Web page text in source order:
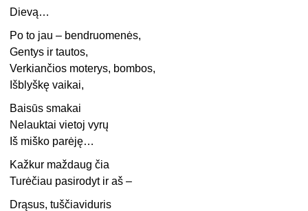
Dievą…
Po to jau – bendruomenės,
Gentys ir tautos,
Verkiančios moterys, bombos,
Išblyškę vaikai,
Baisūs smakai
Nelauktai vietoj vyrų
Iš miško parėję…
Kažkur maždaug čia
Turėčiau pasirodyt ir aš –
Drąsus, tuščiaviduris